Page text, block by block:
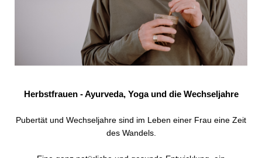
Herbstfrauen - Ayurveda, Yoga und die Wechseljahre
Pubertät und Wechseljahre sind im Leben einer Frau eine Zeit
des Wandels.